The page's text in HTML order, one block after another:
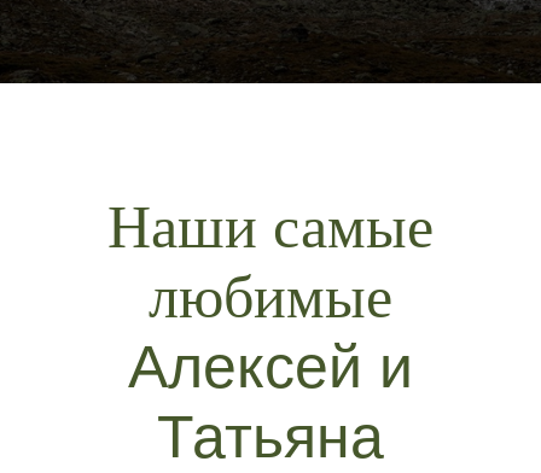
Наши самые
любимые
Алексей и
Татьяна